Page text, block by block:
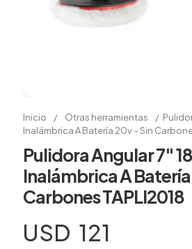
Inicio / Otras herramientas /
Inalámbrica A Batería 20v – Sin
Pulidora Angular 7″
Inalámbrica A
Carbones TAPLI2018
USD 121